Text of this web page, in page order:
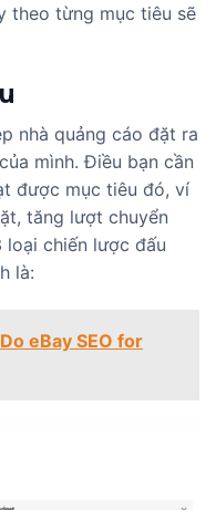
theo từng mục tiêu sẽ
nhà quảng cáo đặt ra
mình. Điều bạn cần
được mục tiêu đó, ví
tăng lượt chuyển
chiến lược đấu
là:
eBay SEO for